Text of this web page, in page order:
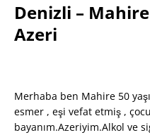
Denizli –
Azeri
Merhaba ben Mahire 50
esmer , eşi vefat etmiş ,
bayanım.Azeriyim.Alkol ve